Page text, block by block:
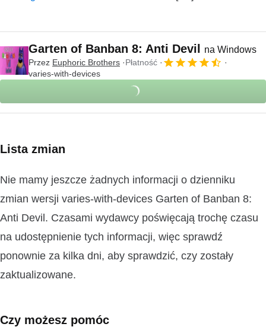
Garten of Banban 8: Anti Devil na Windows
Przez Euphoric Brothers
Płatność
varies-with-devices
Lista zmian
Nie mamy jeszcze żadnych informacji o dzienniku
zmian wersji varies-with-devices Garten of Banban 8:
Anti Devil. Czasami wydawcy poświęcają trochę czasu
na udostępnienie tych informacji, więc sprawdź
ponownie za kilka dni, aby sprawdzić, czy zostały
zaktualizowane.
Czy możesz pomóc